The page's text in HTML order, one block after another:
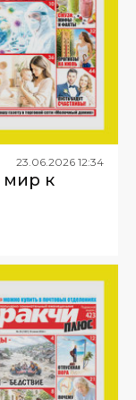
23.06.2026 12:34
мир к